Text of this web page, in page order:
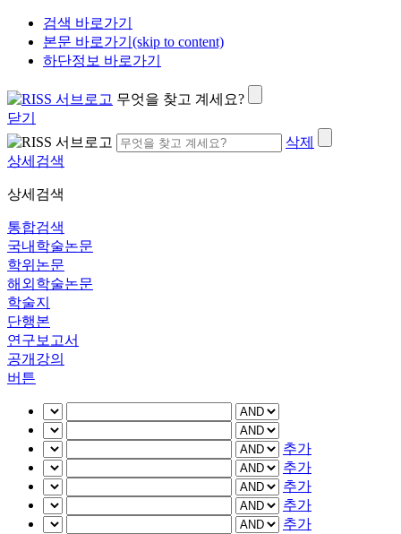
검색 바로가기
본문 바로가기(skip to content)
하단정보 바로가기
무엇을 찾고 계세요?
닫기
삭제
상세검색
상세검색
통합검색
국내학술논문
학위논문
해외학술논문
학술지
단행본
연구보고서
공개강의
버튼
추가
추가
추가
추가
추가